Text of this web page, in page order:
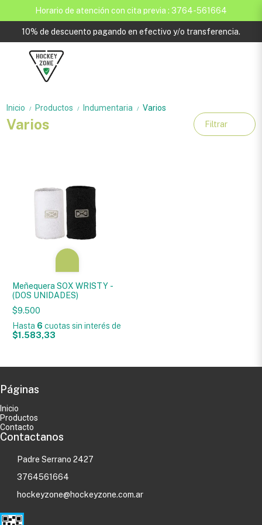
Horario de atención con cita previa : 3764-561664
10% de descuento pagando en efectivo y/o transferencia.
Inicio / Productos / Indumentaria / Varios
Varios Filtrar
Meñequera SOX WRISTY -
(DOS UNIDADES)
$9.500
Hasta 6 cuotas sin interésde
$1.583,33
Páginas
Inicio
Productos
Contacto
Contactanos
Padre Serrano 2427
3764561664
hockeyzone@hockeyzone.com.ar